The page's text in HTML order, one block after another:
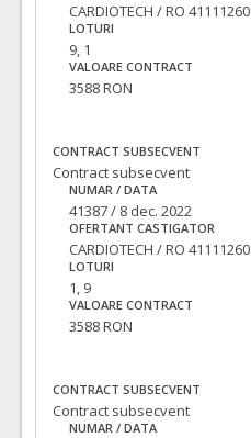
CARDIOTECH / RO 41111260
LOTURI
9, 1
VALOARE CONTRACT
3588 RON
CONTRACT SUBSECVENT
Contract subsecvent
NUMAR / DATA
41387 / 8 dec. 2022
OFERTANT CASTIGATOR
CARDIOTECH / RO 41111260
LOTURI
1, 9
VALOARE CONTRACT
3588 RON
CONTRACT SUBSECVENT
Contract subsecvent
NUMAR / DATA